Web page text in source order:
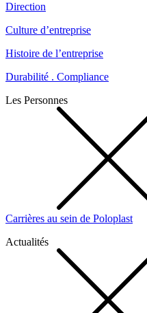
Direction
Culture d’entreprise
Histoire de l’entreprise
Durabilité . Compliance
Les Personnes
Carrières au sein de Poloplast
Actualités